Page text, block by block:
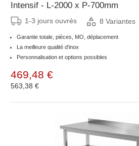
Intensif - L-2000 x P-700mm
1-3 jours ouvrés 8 Variantes
Garantie totale, pièces, MO, déplacement
La meilleure qualité d'inox
Personnalisation et options possibles
469,48 €
563,38 €